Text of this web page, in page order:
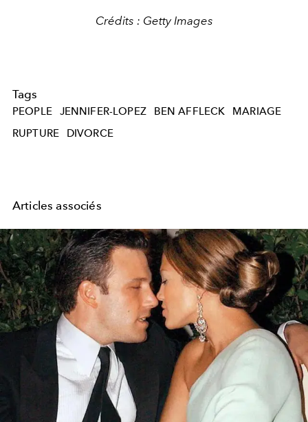
Crédits : Getty Images
Tags
PEOPLE JENNIFER-LOPEZ BEN AFFLECK
MARIAGE
RUPTURE
DIVORCE
Articles associés